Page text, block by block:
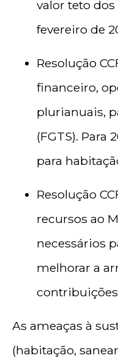
valor teto
fevereiro de
Resolução
financeiro,
plurianuais,
(FGTS). Para
para
Resolução
recursos ao
necessários
melhorar a
As ameaças à
(habitação,